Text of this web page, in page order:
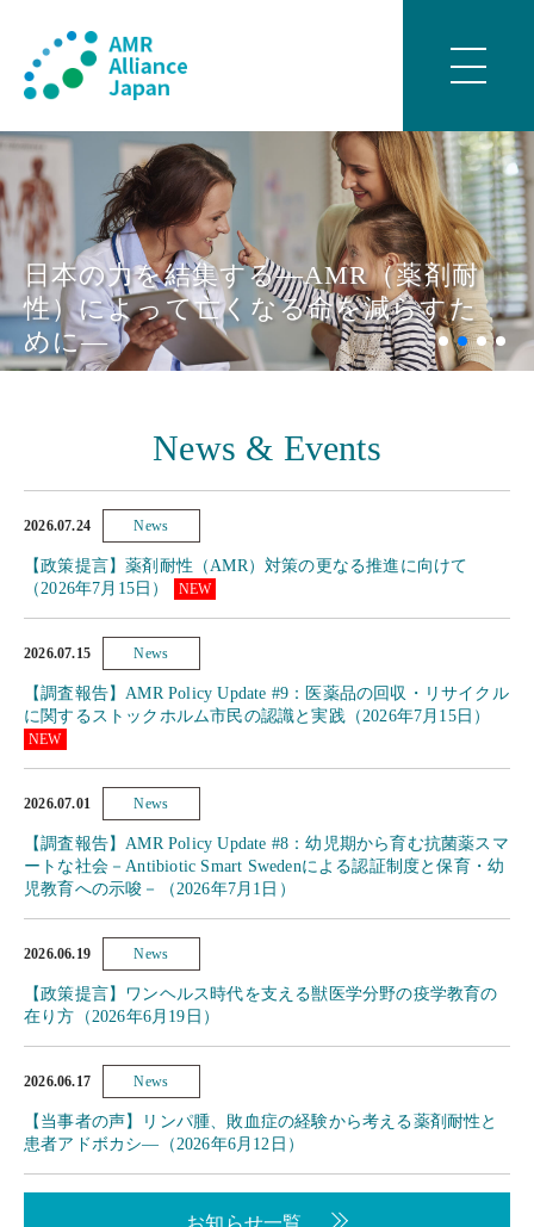
日本の力を結集する―AMR（薬剤耐
性）によって亡くなる命を減らすた
めに―
News & Events
2026.07.24 News
【政策提言】薬剤耐性（AMR）対策の更なる推進に向けて
（2026年7月15日）
NEW
2026.07.15 News
【調査報告】AMR Policy Update #9：医薬品の回収・リサイクル
に関するストックホルム市民の認識と実践（2026年7月15日）
NEW
2026.07.01 News
【調査報告】AMR Policy Update #8：幼児期から育む抗菌薬スマ
ートな社会－Antibiotic Smart Swedenによる認証制度と保育・幼
児教育への示唆－（2026年7月1日）
2026.06.19 News
【政策提言】ワンヘルス時代を支える獣医学分野の疫学教育の
在り方（2026年6月19日）
2026.06.17 News
【当事者の声】リンパ腫、敗血症の経験から考える薬剤耐性と
患者アドボカシ―（2026年6月12日）
お知らせ一覧